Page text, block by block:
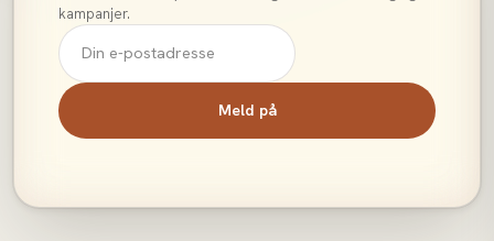
kampanjer.
Meld på